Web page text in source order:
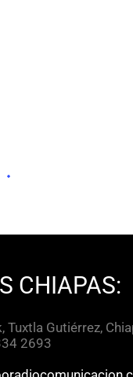
CHIAPAS:
Tuxtla Gutiérrez,
2693